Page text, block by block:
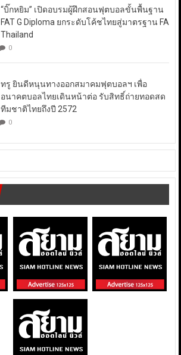
“บิ๊กหยิม” เปิดอบรมผู้ฝึกสอนฟุตบอลขั้นพื้นฐาน
FAT G Diploma ยกระดับโค้ชไทยสู่มาตรฐาน FA
Thailand
0
ทรู ยินดีหนุนทางออกสมาคมฟุตบอลฯ เพื่อ
อนาคตบอลไทยเดินหน้าต่อ รับสิทธิ์ถ่ายทอดสด
ทีมชาติไทยถึงปี 2572
0